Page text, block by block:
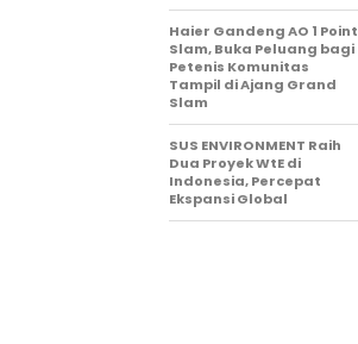
Haier Gandeng AO 1 Point
Slam, Buka Peluang bagi
Petenis Komunitas
Tampil di Ajang Grand
Slam
SUS ENVIRONMENT Raih
Dua Proyek WtE di
Indonesia, Percepat
Ekspansi Global